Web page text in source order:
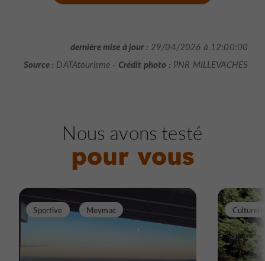
dernière mise à jour : 29/04/2026 à 12:00:00
Source : DATAtourisme - Crédit photo : PNR MILLEVACHES
Nous avons testé
pour vous
Sportive Meymac